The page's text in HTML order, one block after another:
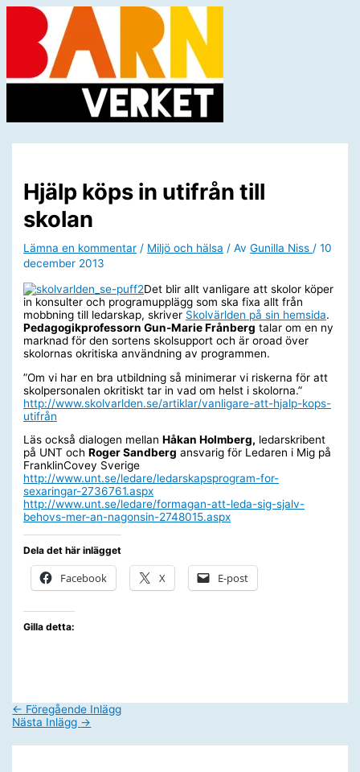
Hoppa
innehåll
Hjälp köps in utifrån till
skolan
Lämna en kommentar / Miljö och hälsa / AvGunilla Niss/10
december 2013
Det blir allt vanligare att skolor köper
in konsulter och programupplägg som ska fixa allt från
mobbning till ledarskap, skriver Skolvärlden på sin hemsida.
Pedagogikprofessorn Gun-Marie Frånberg talar om en ny
marknad för den sortens skolsupport och är oroad över
skolornas okritiska användning av programmen.
”Om vi har en bra utbildning så minimerar vi riskerna för att
skolpersonalen okritiskt tar in vad om helst i skolorna.”
http://www.skolvarlden.se/artiklar/vanligare-att-hjalp-kops-
utifrån
Läs också dialogen mellanHåkan Holmberg, ledarskribent
på UNT ochRoger Sandberg ansvarig för Ledaren i Mig på
FranklinCovey Sverige
http://www.unt.se/ledare/ledarskapsprogram-for-
sexaringar-2736761.aspx
http://www.unt.se/ledare/formagan-att-leda-sig-sjalv-
behovs-mer-an-nagonsin-2748015.aspx
Dela det här inlägget
Facebook X E-post
Gilla detta:
← Föregående Inlägg
Nästa Inlägg →